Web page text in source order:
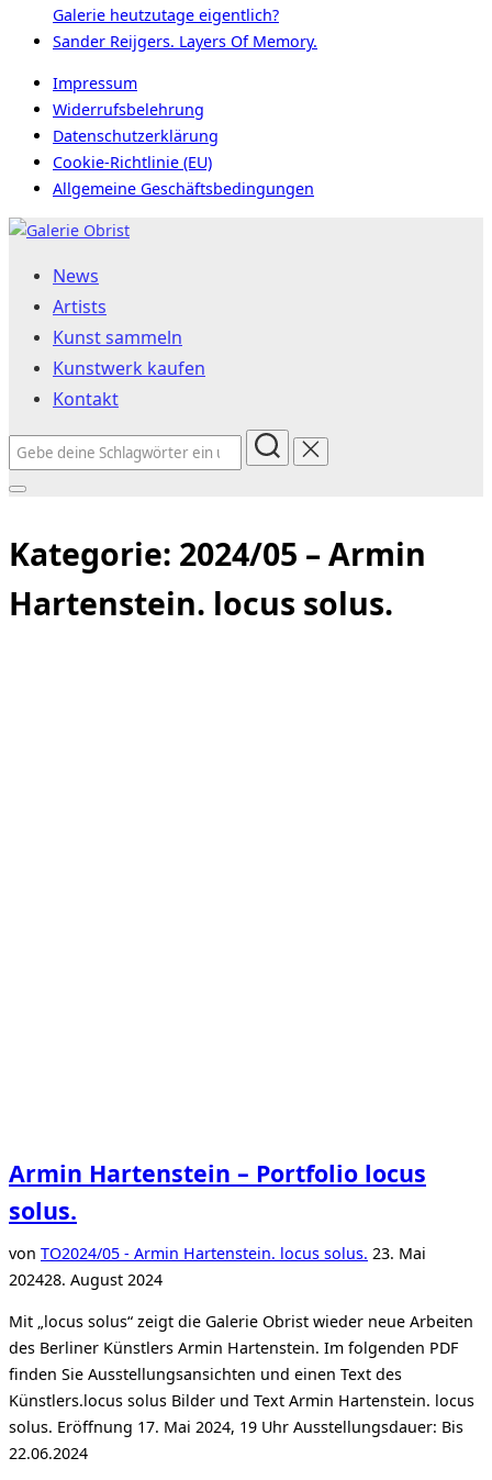
Galerie heutzutage eigentlich?
Sander Reijgers. Layers Of Memory.
Impressum
Widerrufsbelehrung
Datenschutzerklärung
Cookie-Richtlinie (EU)
Allgemeine Geschäftsbedingungen
Zum
springenNews
Artists
Kunst sammeln
Kunstwerk kaufen
Kontakt
Suchen
nach:
Seitenleiste
umschalten
Kategorie: 2024/05 – Armin
Hartenstein. locus solus.
Armin Hartenstein – Portfolio locus
solus.
von TO2024/05 - Armin Hartenstein. locus solus. Veröffentlicht
23. Mai
202428. August 2024
Mit „locus solus“ zeigt die Galerie Obrist wieder neue Arbeiten
des Berliner Künstlers Armin Hartenstein. Im folgenden PDF
finden Sie Ausstellungsansichten und einen Text des
Künstlers.locus solus Bilder und Text Armin Hartenstein. locus
solus. Eröffnung 17. Mai 2024, 19 Uhr Ausstellungsdauer: Bis
22.06.2024